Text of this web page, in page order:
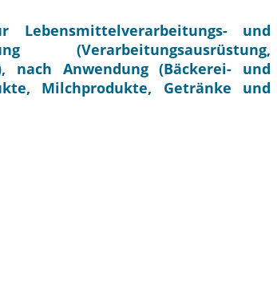
und
(Verarbeitungsausrüstung,
nach Anwendung (Bäckerei- und
Milchprodukte, Getränke und